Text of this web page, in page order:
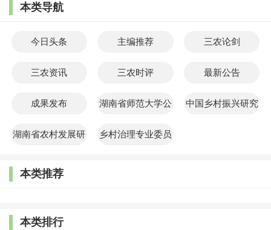
本类导航
今日头条 主编推荐 三农论剑
三农资讯 三农时评 最新公告
成果发布 湖南省师范大学公 中国乡村振兴研究
湖南省农村发展研
乡村治理专业委员
本类推荐
本类排行